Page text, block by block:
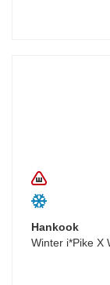
Hankook
Winter i*Pike X